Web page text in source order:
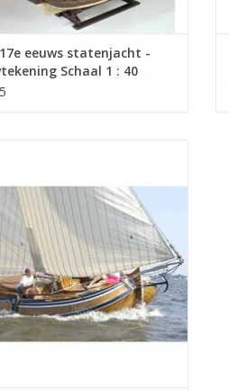
eeuws statenjacht -
Schaal 1 : 40
AAN WINKELWAGEN